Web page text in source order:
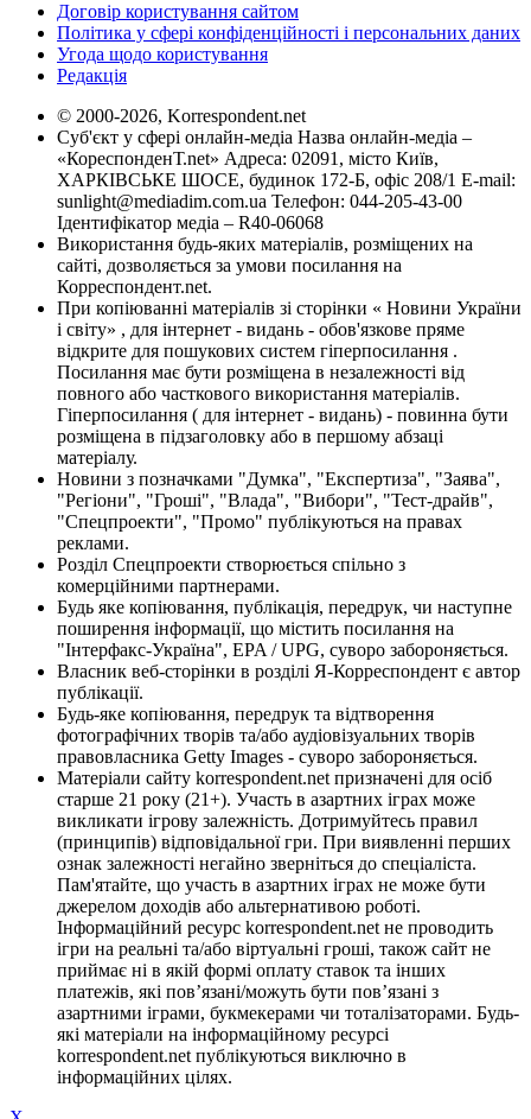
Договір користування сайтом
Політика у сфері конфіденційності і персональних даних
Угода щодо користування
Редакція
© 2000-2026, Korrespondent.net
Суб'єкт у сфері онлайн-медіа Назва онлайн-медіа –
«КореспонденТ.net» Адреса: 02091, місто Київ,
ХАРКІВСЬКЕ ШОСЕ, будинок 172-Б, офіс 208/1 E-mail:
sunlight@mediadim.com.ua Телефон: 044-205-43-00
Ідентифікатор медіа – R40-06068
Використання будь-яких матеріалів, розміщених на
сайті, дозволяється за умови посилання на
Корреспондент.net.
При копіюванні матеріалів зі сторінки « Новини України
і світу» , для інтернет - видань - обов'язкове пряме
відкрите для пошукових систем гіперпосилання .
Посилання має бути розміщена в незалежності від
повного або часткового використання матеріалів.
Гіперпосилання ( для інтернет - видань) - повинна бути
розміщена в підзаголовку або в першому абзаці
матеріалу.
Новини з позначками "Думка", "Експертиза", "Заява",
"Регіони", "Гроші", "Влада", "Вибори", "Тест-драйв",
"Спецпроекти", "Промо" публікуються на правах
реклами.
Розділ Спецпроекти створюється спільно з
комерційними партнерами.
Будь яке копіювання, публікація, передрук, чи наступне
поширення інформації, що містить посилання на
"Інтерфакс-Україна", EPA / UPG, суворо забороняється.
Власник веб-сторінки в розділі Я-Корреспондент є автор
публікації.
Будь-яке копіювання, передрук та відтворення
фотографічних творів та/або аудіовізуальних творів
правовласника Getty Images - суворо забороняється.
Матеріали сайту korrespondent.net призначені для осіб
старше 21 року (21+). Участь в азартних іграх може
викликати ігрову залежність. Дотримуйтесь правил
(принципів) відповідальної гри. При виявленні перших
ознак залежності негайно зверніться до спеціаліста.
Пам'ятайте, що участь в азартних іграх не може бути
джерелом доходів або альтернативою роботі.
Інформаційний ресурс korrespondent.net не проводить
ігри на реальні та/або віртуальні гроші, також сайт не
приймає ні в якій формі оплату ставок та інших
платежів, які пов’язані/можуть бути пов’язані з
азартними іграми, букмекерами чи тоталізаторами. Будь-
які матеріали на інформаційному ресурсі
korrespondent.net публікуються виключно в
інформаційних цілях.